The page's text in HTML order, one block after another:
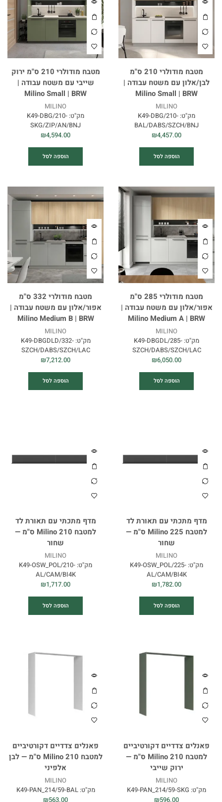
מטבח מודולרי 210 ס"מ
לבן/אלון עם משטח עבודה |
Milino Small | BRW
MILINO
מק"ט: K49-DBG/210-
BAL/DABS/SZCH/BNJ
₪4,457.00
הוספה לסל
מטבח מודולרי 210 ס"מ ירוק
שייבי עם משטח עבודה |
Milino Small | BRW
MILINO
מק"ט: K49-DBG/210-
SKG/ZIP/AN/BNJ
₪4,594.00
הוספה לסל
מטבח מודולרי 285 ס"מ
אפור/אלון עם משטח עבודה |
Milino Medium A | BRW
MILINO
מק"ט: K49-DBGDL/285-
SZCH/DABS/SZCH/LAC
₪6,050.00
הוספה לסל
מטבח מודולרי 332 ס"מ
אפור/אלון עם משטח עבודה |
Milino Medium B | BRW
MILINO
מק"ט:K49-DBGDLD/332-
SZCH/DABS/SZCH/LAC
₪7,212.00
הוספה לסל
מדף מתכתי עם תאורת לד
למטבח Milino 225 ס"מ —
שחור
MILINO
מק"ט: K49-OSW_POL/225-
AL/CAM/BI4K
₪1,782.00
הוספה לסל
מדף מתכתי עם תאורת לד
למטבח Milino 210 ס"מ —
שחור
MILINO
מק"ט: K49-OSW_POL/210-
AL/CAM/BI4K
₪1,717.00
הוספה לסל
פאנלים צדדיים דקורטיביים
למטבח Milino 210 ס"מ —
ירוק שייבי
MILINO
מק"ט: K49-PAN_214/59-SKG
₪596.00
פאנלים צדדיים דקורטיביים
למטבח Milino 210 ס"מ — לבן
אלפיני
MILINO
מק"ט:K49-PAN_214/59-BAL
₪563.00